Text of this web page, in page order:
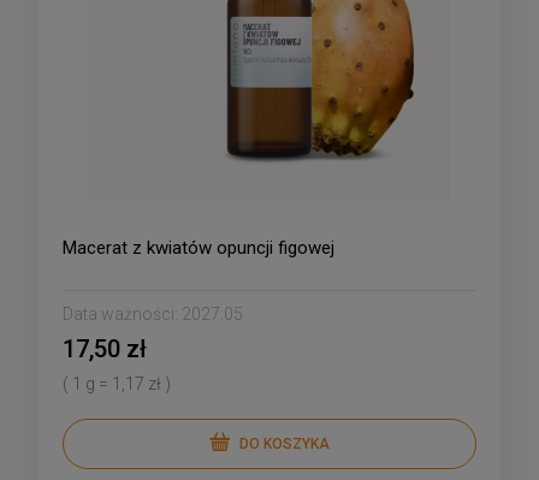
Macerat z kwiatów opuncji figowej
Data ważności: 2027.05
17,50 zł
( 1 g = 1,17 zł )
DO KOSZYKA